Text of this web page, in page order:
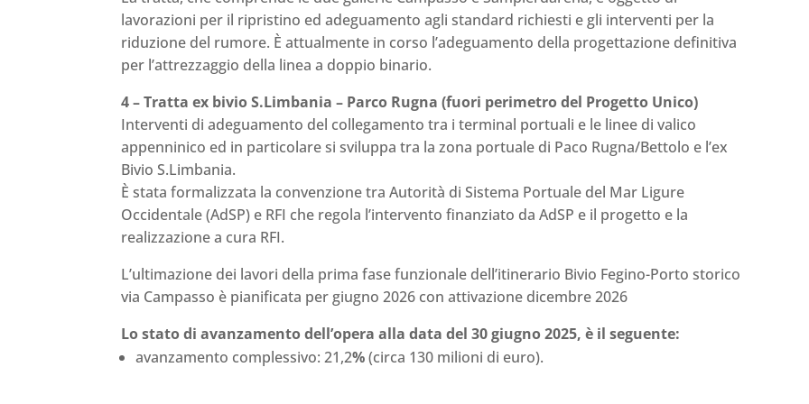
lavorazioni per il ripristino ed adeguamento agli standard richiesti e gli interventi per la
riduzione del rumore. È attualmente in corso l’adeguamento della progettazione definitiva
per l’attrezzaggio della linea a doppio binario.
4 – Tratta ex bivio S.Limbania – Parco Rugna (fuori perimetro del Progetto Unico)
Interventi di adeguamento del collegamento tra i terminal portuali e le linee di valico
appenninico ed in particolare si sviluppa tra la zona portuale di Paco Rugna/Bettolo e l’ex
Bivio S.Limbania.
È stata formalizzata la convenzione tra Autorità di Sistema Portuale del Mar Ligure
Occidentale (AdSP) e RFI che regola l’intervento finanziato da AdSP e il progetto e la
realizzazione a cura RFI.
L’ultimazione dei lavori della prima fase funzionale dell’itinerario Bivio Fegino-Porto storico
via Campasso è pianificata per giugno 2026 con attivazione dicembre 2026
Lo stato di avanzamento dell’opera alla data del 30 giugno 2025, è il seguente:
avanzamento complessivo: 21,2%(circa 130 milioni di euro).